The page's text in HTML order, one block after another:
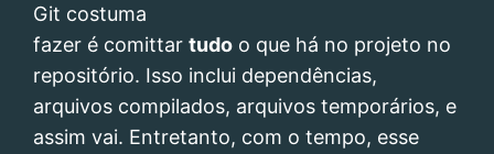
Git costuma
fazer é comittartudo o que há no projeto no
repositório. Isso inclui dependências,
arquivos compilados, arquivos temporários, e
assim vai. Entretanto, com o tempo, esse